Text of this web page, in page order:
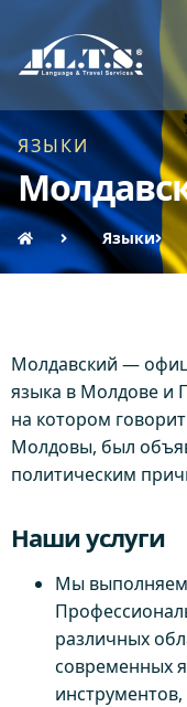
ЯЗЫКИ
Языки
Молдавский —
языка в Молдове и
на котором
Молдовы, был
политическим
Наши услуги
Мы выполняем
различных
современных